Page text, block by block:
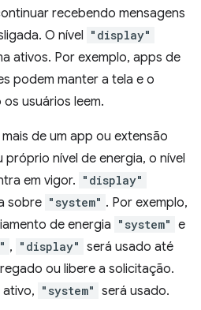
recebendo mensagens
O nível "display"
ativos. Por exemplo, apps de
podem manter a tela e o
usuários leem.
de um app ou extensão
próprio nível de energia, o nível
em vigor. "display"
sobre "system" . Por exemplo,
de energia "system" e
, "display" será usado até
ou libere a solicitação.
ativo, "system" será usado.